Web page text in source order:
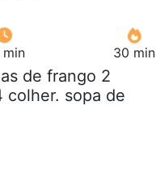
min 30 min
de frango 2
colher. sopa de